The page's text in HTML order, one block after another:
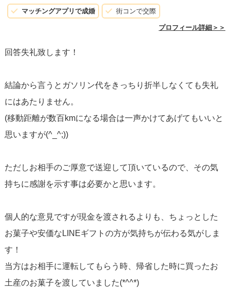
おいて！」など、直接お相手様と金銭授受を行うのではな
トでしょう。
大切なのは現金ではなく、貴女の「気持ち」です。
男性は一言、「わざわざ送ってもらって有難うね」と言っ
てもらうだけで十分なんです。
「ガソリン代を渡さない女性は失礼」というよりも、「感
まあ、男性側が車の運転に慣れている方であればあるほ
ど、送迎はそこまで大層な事でも無くなりますので、
ね！嬉しかったよ」という程度で良いのではないでしょう
か。
次回も楽しいデートになります様に。
マッチングアプリで成婚 街コンで交際
プロフィール詳細＞＞
回答失礼致します！
結論から言うとガソリン代をきっちり折半しなくても失礼
にはあたりません。
(移動距離が数百kmになる場合は一声かけてあげてもいいと
思いますが(^_^;))
ただしお相手のご厚意で送迎して頂いているので、その気
持ちに感謝を示す事は必要かと思います。
個人的な意見ですが現金を渡されるよりも、ちょっとした
お菓子や安価なLINEギフトの方が気持ちが伝わる気がしま
す！
当方はお相手に運転してもらう時、帰省した時に買ったお
土産のお菓子を渡していました(*^^*)